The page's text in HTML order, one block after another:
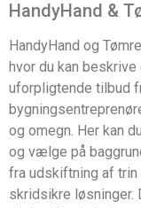
HandyHand &
HandyHand og
hvor du kan
uforpligtende tilbud
og omegn. Her kan
og vælge på
fra udskiftning af
skridsikre løsninger.